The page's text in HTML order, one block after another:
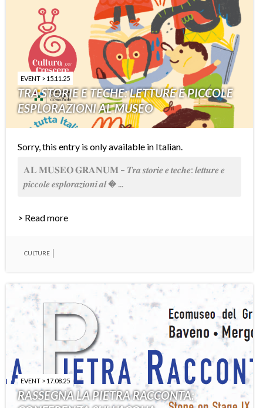
EVENT > 15.11.25
TRA STORIE E TECHE: LETTURE E PICCOLE
ESPLORAZIONI AL MUSEO
Sorry, this entry is only available in Italian.
𝐀𝐋 𝐌𝐔𝐒𝐄𝐎 𝐆𝐑𝐀𝐍𝐔𝐌 – 𝑻𝒓𝒂 𝒔𝒕𝒐𝒓𝒊𝒆 𝒆 𝒕𝒆𝒄𝒉𝒆: 𝒍𝒆𝒕𝒕𝒖𝒓𝒆 𝒆
𝒑𝒊𝒄𝒄𝒐𝒍𝒆 𝒆𝒔𝒑𝒍𝒐𝒓𝒂𝒛𝒊𝒐𝒏𝒊 𝒂𝒍 � ...
> Read more
CULTURE
EVENT > 17.08.25
RASSEGNA LA PIETRA RACCONTA: